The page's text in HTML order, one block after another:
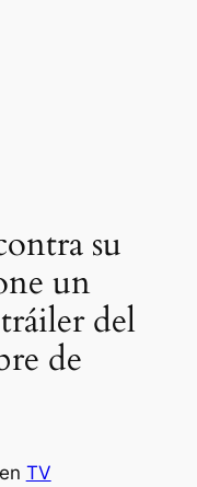
su
un
del
de
TV